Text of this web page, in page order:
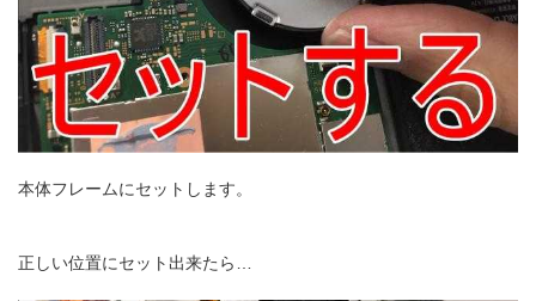
本体フレームにセットします。
正しい位置にセット出来たら…